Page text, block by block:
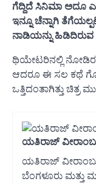
ಗೆದ್ದಿದೆ ಸಿನಿಮಾ ಅದೂ
ಇನ್ನೂ ಚೆನ್ನಾಗಿ
ನಾಡಿಯನ್ನು ಹಿಡಿದಿರುವ
ಥಿಯೇಟರಿನಲ್ಲಿ
ಆದರೂ ಈ ಸಲ ಕಥೆ
ಒತ್ತಿದಂತಾಗಿತ್ತು ಚಿತ್ರ
ಯತಿರಾಜ್
ಯತಿರಾಜ್
ಬೆಂಗಳೂರು ಮತ್ತು